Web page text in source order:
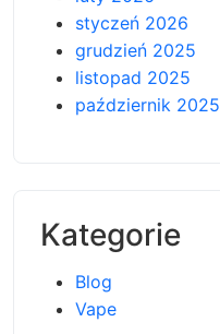
styczeń 2026
grudzień 2025
listopad 2025
październik 2025
Kategorie
Blog
Vape